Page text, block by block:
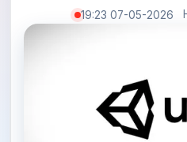
19:23 07-05-2026